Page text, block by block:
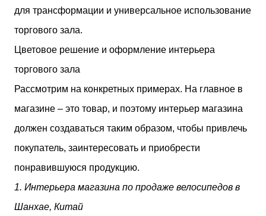
для трансформации и универсальное использование
торгового зала.
Цветовое решение и оформление интерьера
торгового зала
Рассмотрим на конкретных примерах. На главное в
магазине – это товар, и поэтому интерьер магазина
должен создаваться таким образом, чтобы привлечь
покупатель, заинтересовать и приобрести
понравившуюся продукцию.
1. Интерьера магазина по продаже велосипедов в
Шанхае, Китай